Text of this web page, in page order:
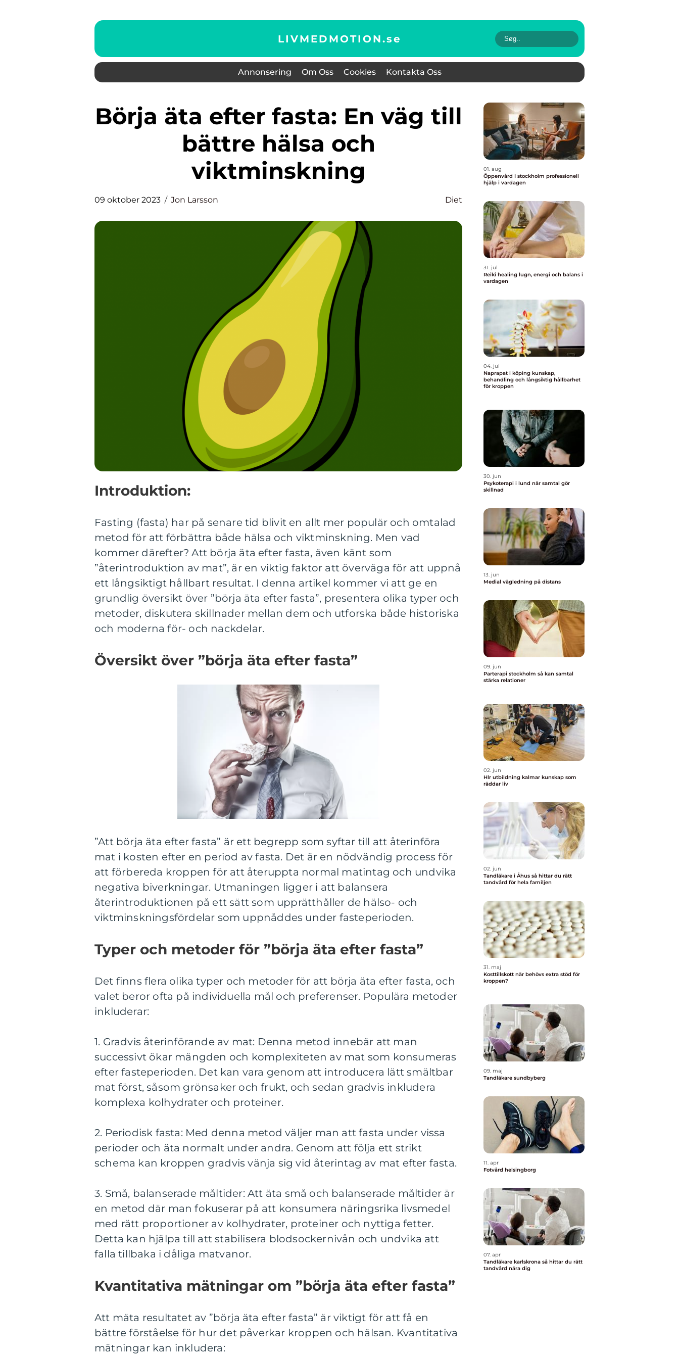
LIVMEDMOTION.se
Annonsering Om Oss Cookies Kontakta Oss
Börja äta efter fasta: En väg till
bättre hälsa och
viktminskning
09 oktober 2023 Jon Larsson Diet
Introduktion:
Fasting (fasta) har på senare tid blivit en allt mer populär och omtalad
metod för att förbättra både hälsa och viktminskning. Men vad
kommer därefter? Att börja äta efter fasta, även känt som
”återintroduktion av mat”, är en viktig faktor att överväga för att uppnå
ett långsiktigt hållbart resultat. I denna artikel kommer vi att ge en
grundlig översikt över ”börja äta efter fasta”, presentera olika typer och
metoder, diskutera skillnader mellan dem och utforska både historiska
och moderna för- och nackdelar.
Översikt över ”börja äta efter fasta”
”Att börja äta efter fasta” är ett begrepp som syftar till att återinföra
mat i kosten efter en period av fasta. Det är en nödvändig process för
att förbereda kroppen för att återuppta normal matintag och undvika
negativa biverkningar. Utmaningen ligger i att balansera
återintroduktionen på ett sätt som upprätthåller de hälso- och
viktminskningsfördelar som uppnåddes under fasteperioden.
Typer och metoder för ”börja äta efter fasta”
Det finns flera olika typer och metoder för att börja äta efter fasta, och
valet beror ofta på individuella mål och preferenser. Populära metoder
inkluderar:
1. Gradvis återinförande av mat: Denna metod innebär att man
successivt ökar mängden och komplexiteten av mat som konsumeras
efter fasteperioden. Det kan vara genom att introducera lätt smältbar
mat först, såsom grönsaker och frukt, och sedan gradvis inkludera
komplexa kolhydrater och proteiner.
2. Periodisk fasta: Med denna metod väljer man att fasta under vissa
perioder och äta normalt under andra. Genom att följa ett strikt
schema kan kroppen gradvis vänja sig vid återintag av mat efter fasta.
3. Små, balanserade måltider: Att äta små och balanserade måltider är
en metod där man fokuserar på att konsumera näringsrika livsmedel
med rätt proportioner av kolhydrater, proteiner och nyttiga fetter.
Detta kan hjälpa till att stabilisera blodsockernivån och undvika att
falla tillbaka i dåliga matvanor.
Kvantitativa mätningar om ”börja äta efter fasta”
Att mäta resultatet av ”börja äta efter fasta” är viktigt för att få en
bättre förståelse för hur det påverkar kroppen och hälsan. Kvantitativa
mätningar kan inkludera:
01. aug
Öppenvård I stockholm professionell
hjälp i vardagen
31. jul
Reiki healing lugn, energi och balans i
vardagen
04. jul
Naprapat i köping kunskap,
behandling och långsiktig hållbarhet
för kroppen
30. jun
Psykoterapi i lund när samtal gör
skillnad
13. jun
Medial vägledning på distans
09. jun
Parterapi stockholm så kan samtal
stärka relationer
02. jun
Hlr utbildning kalmar kunskap som
räddar liv
02. jun
Tandläkare i Åhus så hittar du rätt
tandvård för hela familjen
31. maj
Kosttillskott när behövs extra stöd för
kroppen?
09. maj
Tandläkare sundbyberg
11. apr
Fotvård helsingborg
07. apr
Tandläkare karlskrona så hittar du rätt
tandvård nära dig